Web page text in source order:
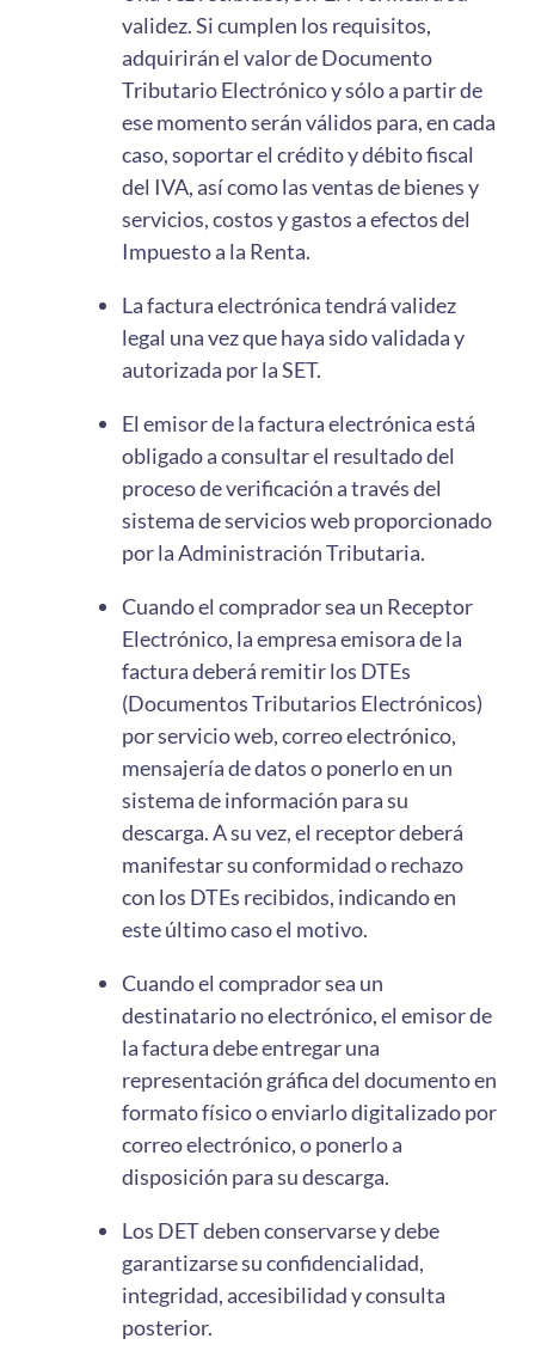
validez. Si cumplen los requisitos,
adquirirán el valor de Documento
Tributario Electrónico y sólo a partir de
ese momento serán válidos para, en cada
caso, soportar el crédito y débito fiscal
del IVA, así como las ventas de bienes y
servicios, costos y gastos a efectos del
Impuesto a la Renta.
La factura electrónica tendrá validez
legal una vez que haya sido validada y
autorizada por la SET.
El emisor de la factura electrónica está
obligado a consultar el resultado del
proceso de verificación a través del
sistema de servicios web proporcionado
por la Administración Tributaria.
Cuando el comprador sea un Receptor
Electrónico, la empresa emisora de la
factura deberá remitir los DTEs
(Documentos Tributarios Electrónicos)
por servicio web, correo electrónico,
mensajería de datos o ponerlo en un
sistema de información para su
descarga. A su vez, el receptor deberá
manifestar su conformidad o rechazo
con los DTEs recibidos, indicando en
este último caso el motivo.
Cuando el comprador sea un
destinatario no electrónico, el emisor de
la factura debe entregar una
representación gráfica del documento en
formato físico o enviarlo digitalizado por
correo electrónico, o ponerlo a
disposición para su descarga.
Los DET deben conservarse y debe
garantizarse su confidencialidad,
integridad, accesibilidad y consulta
posterior.